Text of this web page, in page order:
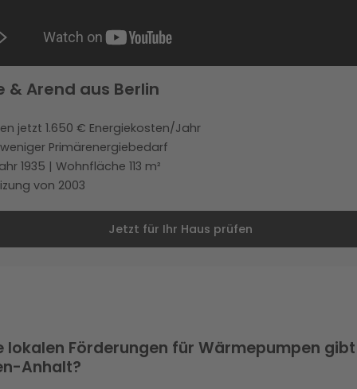
& Arend aus Berlin
jetzt 1.650 € Energiekosten/Jahr
weniger Primärenergiebedarf
1935 | Wohnfläche 113 m²
von 2003
Jetzt für Ihr Haus prüfen
lokalen Förderungen für Wärmepumpen
Anhalt?